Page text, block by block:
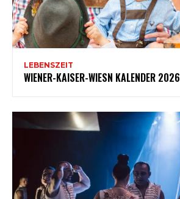
LEBENSZEIT
WIENER-KAISER-WIESN KALENDER 2026